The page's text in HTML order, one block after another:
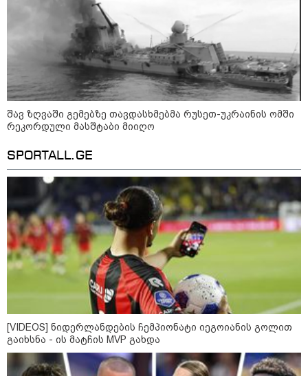
გვახსოვს, ის უმძიმესი დღეები
და ჩვენი ვალია, პატივი
მივაგოთ აგვისტოს ომში
დაღუპული გმირების ხსოვნას" -
ირაკლი კობახიძე
კატეგორიის ყველა სიახლე
„სახელმძღვანელოები ოპტიმიზმის
საფუძველს არ გვაძლევს, ვინ
წერს არ ვიცით - შესაძლებელი
იყო მობილურის, როგორც
სასწავლო რესურსის უკეთ
გამოყენება“ - განათლების
სისტემის გამოწვევები
განსხვავდება თუ არა
სუპერმარკეტსა და ბაზარში
შეძენილი ხორცი ხარისხით -
ასოციაციის განმარტება
მსოფლიო სასიცოცხლოდ
მნიშვნელოვანი პროდუქტის
დეფიციტის წინაშე დგას
შავ ზღვაში გემებზე თავდასხმებმა რუსეთ-უკრაინის ომში
რეკორდული მასშტაბი მიიღო
SPORTALL.GE
[VIDEOS] ნიდერლანდების ჩემპიონატი იეგოიანის გოლით
გაიხსნა - ის მატჩის MVP გახდა